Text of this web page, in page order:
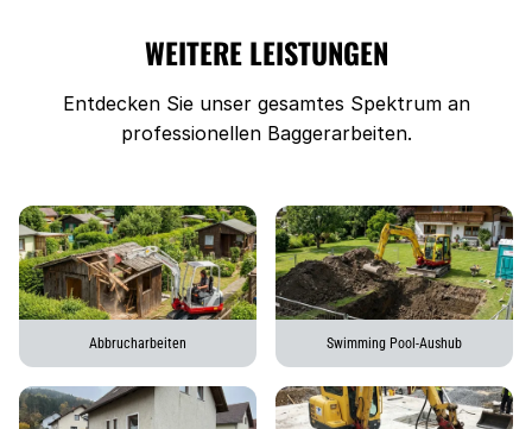
WEITERE LEISTUNGEN
Entdecken Sie unser gesamtes Spektrum an
professionellen Baggerarbeiten.
Abbrucharbeiten Swimming Pool-Aushub